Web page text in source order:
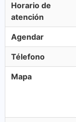
Horario de
atención
Agendar
Télefono
Mapa